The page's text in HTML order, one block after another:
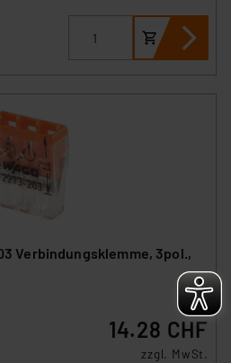
verarbeiten, ohne dass
für Europäer bestehen.
diesen Dienstleistern stützt
übermittelten Daten,
Verbindungsklemme, 3pol.,
14.28 CHF
zzgl. MwSt.